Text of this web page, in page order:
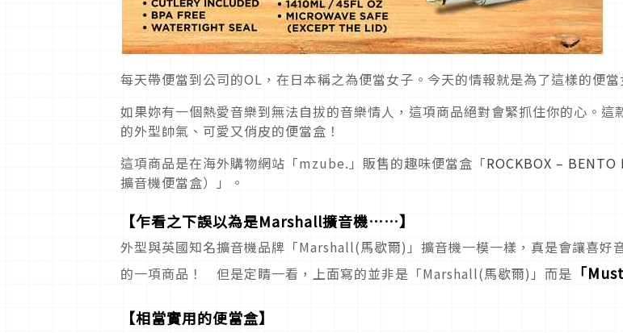
每天帶便當到公司的OL，在日本稱之為便當女子。今天的情報就是為了這樣的便
如果妳有一個熱愛音樂到無法自拔的音樂情人，這項商品絕對會緊抓住你的心。這
的外型帥氣、可愛又俏皮的便當盒！
這項商品是在海外購物網站「mzube.」販售的趣味便當盒「ROCKBOX – BENTO
擴音機便當盒）」。
【乍看之下誤以為是Marshall擴音機……】
外型與英國知名擴音機品牌「Marshall(馬歇爾)」擴音機一模一樣，真是會讓喜好
的一項商品！ 但是定睛一看，上面寫的並非是「Marshall(馬歇爾)」而是 「
【相當實用的便當盒】